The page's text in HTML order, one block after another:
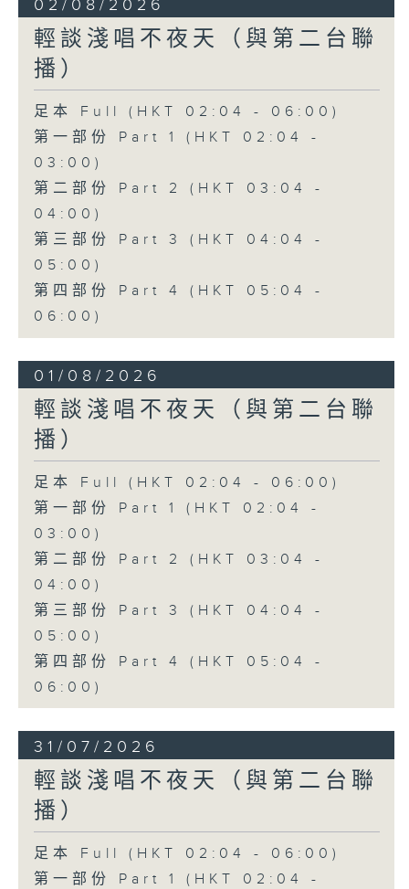
02/08/2026
輕談淺唱不夜天（與第二台聯
播）
足本 Full (HKT 02:04 - 06:00)
第一部份 Part 1 (HKT 02:04 -
03:00)
第二部份 Part 2 (HKT 03:04 -
04:00)
第三部份 Part 3 (HKT 04:04 -
05:00)
第四部份 Part 4 (HKT 05:04 -
06:00)
01/08/2026
輕談淺唱不夜天（與第二台聯
播）
足本 Full (HKT 02:04 - 06:00)
第一部份 Part 1 (HKT 02:04 -
03:00)
第二部份 Part 2 (HKT 03:04 -
04:00)
第三部份 Part 3 (HKT 04:04 -
05:00)
第四部份 Part 4 (HKT 05:04 -
06:00)
31/07/2026
輕談淺唱不夜天（與第二台聯
播）
足本 Full (HKT 02:04 - 06:00)
第一部份 Part 1 (HKT 02:04 -